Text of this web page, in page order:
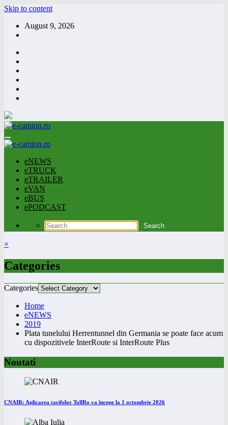
Skip to content
August 9, 2026
eNEWS
eTRUCK
eTRAILER
eVAN
eBUS
ePODCAST
×
Categories
Categories
Home
eNEWS
2019
Plata tunelului Herrentunnel din Germania se poate face acum
cu dispozitivele InterRoute si InterRoute Plus
Noutati
CNAIR: Aplicarea tarifelor TollRo va începe la 1 octombrie 2026